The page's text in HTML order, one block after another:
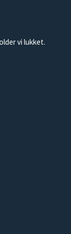
vi lukket.